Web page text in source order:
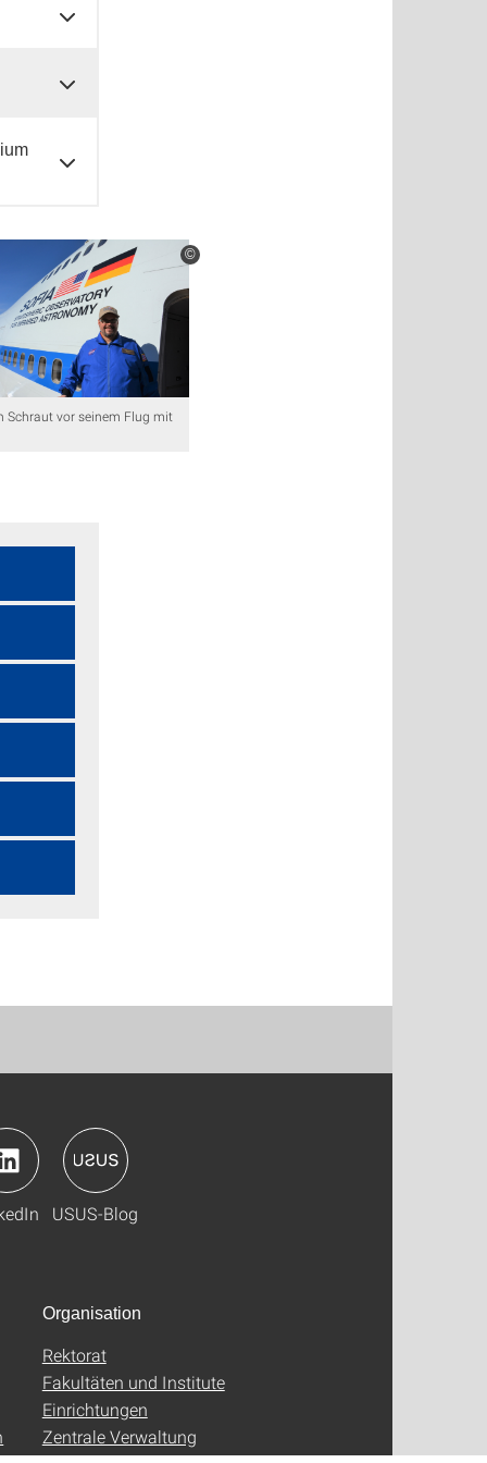
©
Schraut vor seinem Flug mit
USUS-Blog
Organisation
Rektorat
Fakultäten und Institute
Einrichtungen
Zentrale Verwaltung